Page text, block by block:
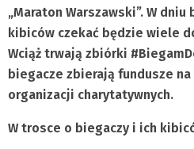
„Maraton Warszawski”. W
kibiców czekać będzie wiele
Wciąż trwają zbiórki
biegacze zbierają fundusze na
organizacji charytatywnych.
W trosce o biegaczy i ich